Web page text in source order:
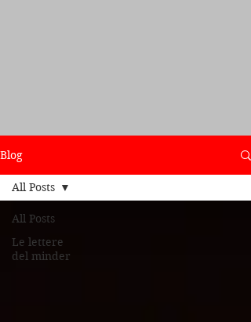
Blog
All Posts
Le lettere
del minder
All Posts